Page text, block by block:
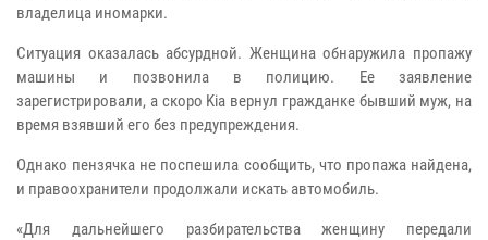
владелица иномарки.
Ситуация оказалась абсурдной. Женщина обнаружила пропажу
машины и позвонила в полицию. Ее заявление
зарегистрировали, а скоро Kia вернул гражданке бывший муж, на
время взявший его без предупреждения.
Однако пензячка не поспешила сообщить, что пропажа найдена,
и правоохранители продолжали искать автомобиль.
«Для дальнейшего разбирательства женщину передали